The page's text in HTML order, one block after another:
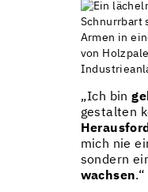
„Ich bin
gestalten
mich nie
sondern
wachsen.“